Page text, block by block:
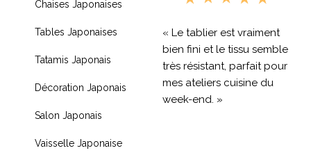
Chaises Japonaises
Tables Japonaises
Tatamis Japonais
Décoration Japonais
Salon Japonais
Vaisselle Japonaise
« Le tablier est vraiment
bien fini et le tissu semble
très résistant, parfait pour
mes ateliers cuisine du
week-end. »